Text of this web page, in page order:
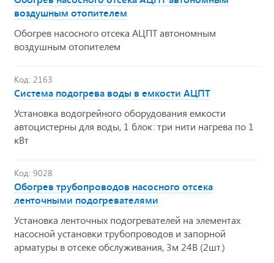
воздушным отопителем
Обогрев насосного отсека АЦПТ автономным
воздушным отопителем
Код: 2163
Система подогрева воды в емкости АЦПТ
Установка водогрейного оборудования емкости
автоцистерны для воды, 1 блок: три нити нагрева по 1
кВт
Код: 9028
Обогрев трубопроводов насосного отсека
ленточными подогревателями
Установка ленточных подогревателей на элементах
насосной установки трубопроводов и запорной
арматуры в отсеке обслуживания, 3м 24В (2шт.)